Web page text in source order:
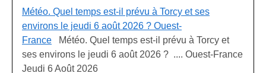
Météo. Quel temps est-il prévu à Torcy et ses
environs le jeudi 6 août 2026 ? Ouest-
France Météo. Quel temps est-il prévu à Torcy et
ses environs le jeudi 6 août 2026 ? .... Ouest-France
Jeudi 6 Août 2026